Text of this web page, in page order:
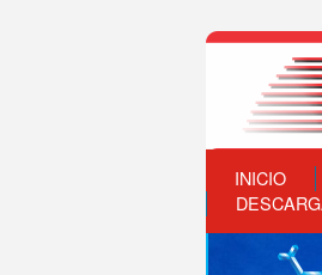
INICIO